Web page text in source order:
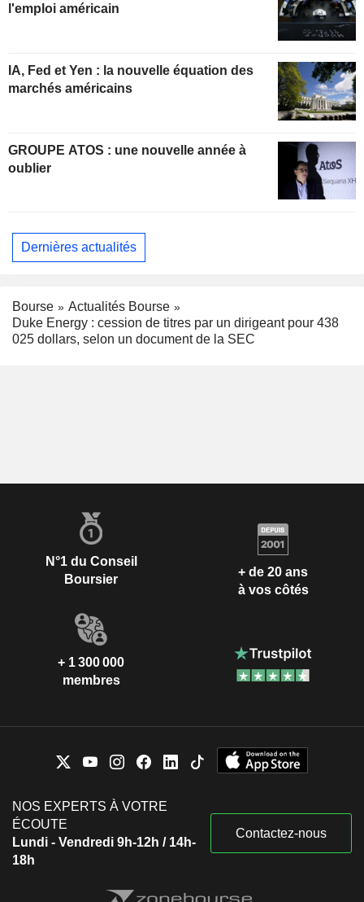
l'emploi américain
IA, Fed et Yen : la nouvelle équation des
marchés américains
GROUPE ATOS : une nouvelle année à
oublier
Dernières actualités
Bourse
Actualités Bourse
Duke Energy : cession de titres par un dirigeant pour 438
025 dollars, selon un document de la SEC
N°1 du Conseil
Boursier
+ de 20 ans
à vos côtés
+ 1 300 000
membres
NOS EXPERTS À VOTRE
ÉCOUTE
Lundi - Vendredi 9h-12h / 14h-
18h
Contactez-nous